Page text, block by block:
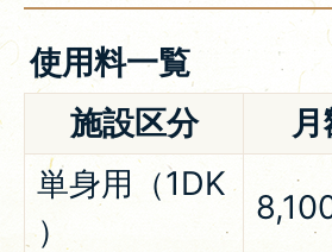
使用料一覧
施設区分
単身用（1DK
）